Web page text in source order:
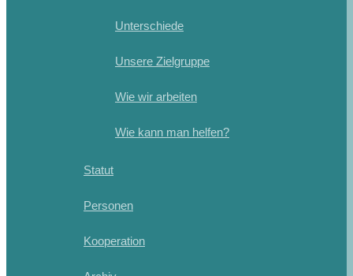
Unterschiede
Unsere Zielgruppe
Wie wir arbeiten
Wie kann man helfen?
Statut
Personen
Kooperation